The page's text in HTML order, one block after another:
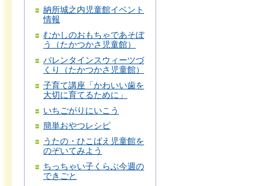
納所城之内児童館イベント
情報
むかしのおもちゃであそぼ
う（たかつかさ児童館）
バレンタインスウィーツづ
くり（たかつかさ児童館）
子育て講座「かわいい歯を
大切に育てるために」
いちごがりにいこう
簡単おやつレシピ
うたの・ひこばえ児童館を
のぞいてみよう
ちっちゃい子くらぶ今週の
できごと